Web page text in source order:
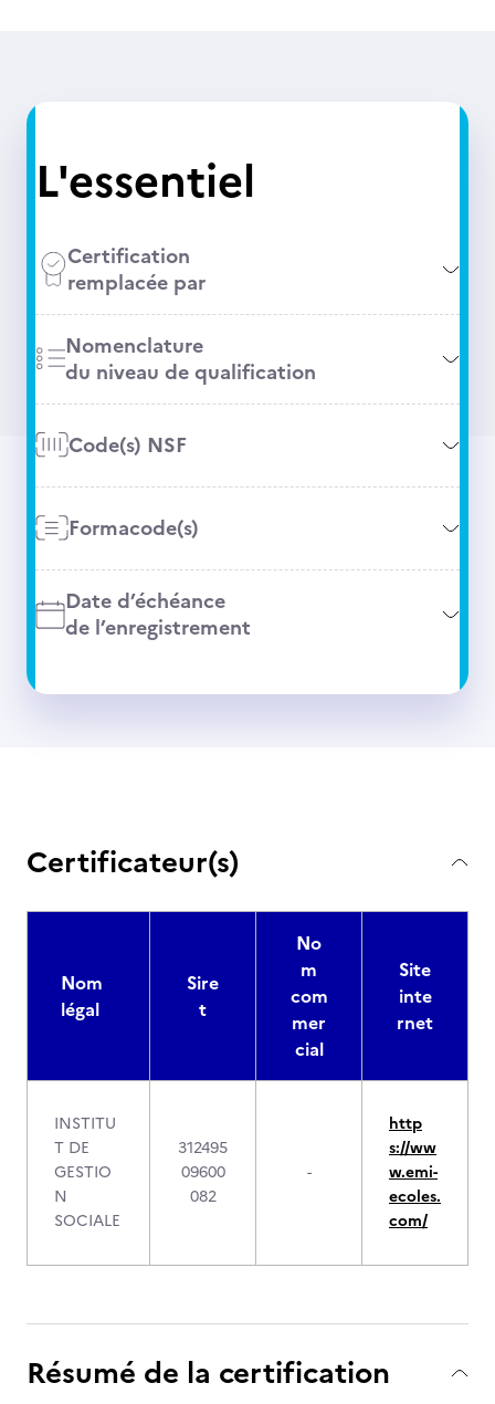
L'essentiel
Certification
remplacée par
Nomenclature
du niveau de qualification
Code(s) NSF
Formacode(s)
Date d’échéance
de l’enregistrement
Certificateur(s)
Nom
légal
Sire
t
No
m
com
mer
cial
Site
inte
rnet
INSTITU
T DE
GESTIO
N
SOCIALE
312495
09600
082
-
http
s://ww
w.emi-
ecoles.
com/
Résumé de la certification